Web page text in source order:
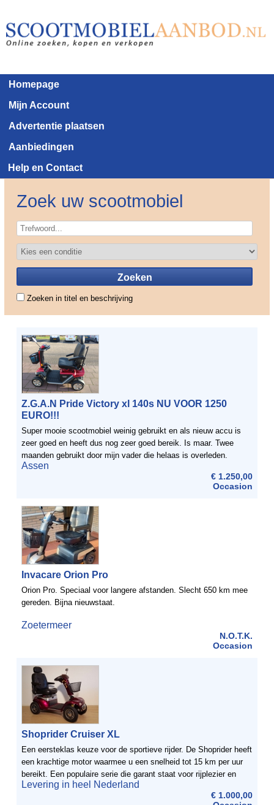
Homepage
Mijn Account
Advertentie plaatsen
Aanbiedingen
Help en Contact
Zoek uw scootmobiel
Zoeken in titel en beschrijving
Z.G.A.N Pride Victory xl 140s NU VOOR 1250
EURO!!!
Super mooie scootmobiel weinig gebruikt en als nieuw accu is
zeer goed en heeft dus nog zeer goed bereik. Is maar. Twee
maanden gebruikt door mijn vader die helaas is overleden.
Natuurlijk krijgt u de lader er ook bij. Nu voor ...
Assen
€ 1.250,00
Occasion
Invacare Orion Pro
Orion Pro. Speciaal voor langere afstanden. Slecht 650 km mee
gereden. Bijna nieuwstaat.
Zoetermeer
N.O.T.K.
Occasion
Shoprider Cruiser XL
Een eersteklas keuze voor de sportieve rijder. De Shoprider heeft
een krachtige motor waarmee u een snelheid tot 15 km per uur
bereikt. Een populaire serie die garant staat voor rijplezier en
stabiliteit. Geschikt voor zowel om het ...
Levering in heel Nederland
€ 1.000,00